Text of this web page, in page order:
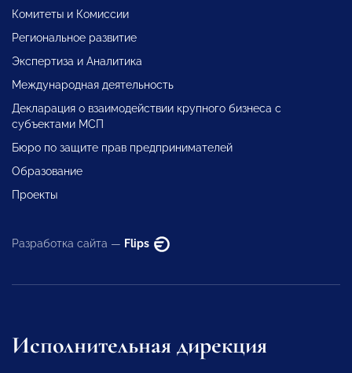
Комитеты и Комиссии
Региональное развитие
Экспертиза и Аналитика
Международная деятельность
Декларация о взаимодействии крупного бизнеса с
субъектами МСП
Бюро по защите прав предпринимателей
Образование
Проекты
Разработка сайта — Flips
Исполнительная дирекция